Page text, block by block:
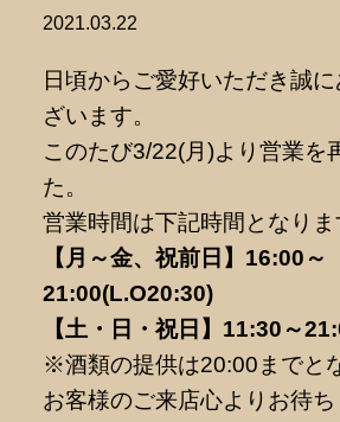
2021.03.22
日頃からご愛好いただき誠
ざいます。
このたび3/22(月)より営業を
た。
営業時間は下記時間となりま
【月～金、祝前日】16:00～
21:00(L.O20:30)
【土・日・祝日】11:30～
※酒類の提供は20:00までと
お客様のご来店心よりお待ち